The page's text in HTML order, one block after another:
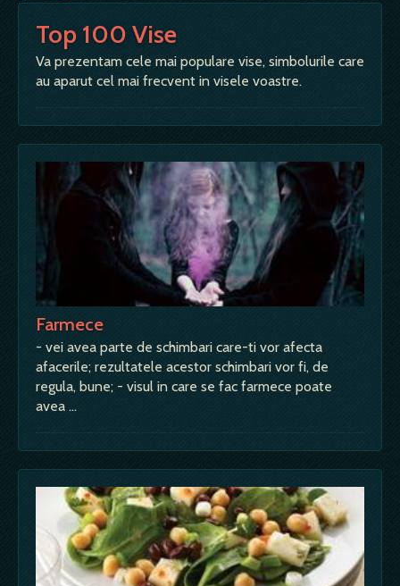
Top 100 Vise
Va prezentam cele mai populare vise, simbolurile care
au aparut cel mai frecvent in visele voastre.
Farmece
- vei avea parte de schimbari care-ti vor afecta
afacerile; rezultatele acestor schimbari vor fi, de
regula, bune; - visul in care se fac farmece poate
avea …